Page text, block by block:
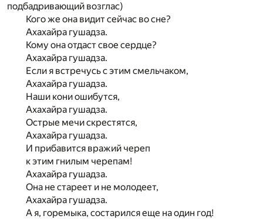
подбадривающий возглас)
Кого же она видит сейчас во сне?
Ахахайра гушадза.
Кому она отдаст свое сердце?
Ахахайра гушадза.
Если я встречусь с этим смельчаком,
Ахахайра гушадза.
Наши кони ошибутся,
Ахахайра гушадза.
Острые мечи скрестятся,
Ахахайра гушадза.
И прибавится вражий череп
к этим гнилым черепам!
Ахахайра гушадза.
Она не стареет и не молодеет,
Ахахайра гушадза.
А я, горемыка, состарился еще на один год!